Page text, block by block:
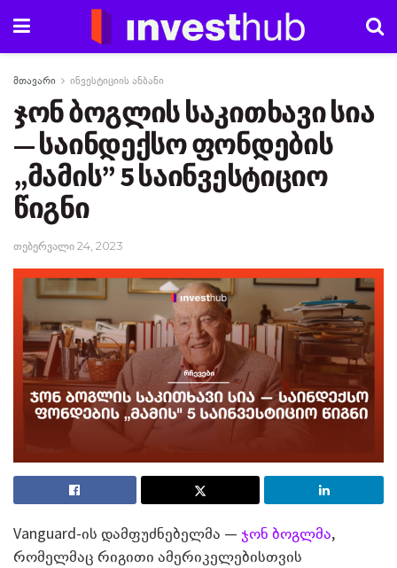
მთავარი ინვესტიციის ანბანი
ჯონ ბოგლის საკითხავი სია
— საინდექსო ფონდების
„მამის” 5 საინვესტიციო
წიგნი
თებერვალი 24, 2023
Vanguard-ის დამფუძნებელმა — ჯონ ბოგლმა,
რომელმაც რიგითი ამერიკელებისთვის